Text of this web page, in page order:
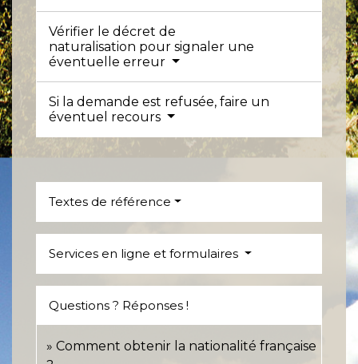
Vérifier le décret de
naturalisation pour signaler une
éventuelle erreur
Si la demande est refusée, faire un
éventuel recours
Textes de référence
Services en ligne et formulaires
Questions ? Réponses !
Comment obtenir la nationalité française